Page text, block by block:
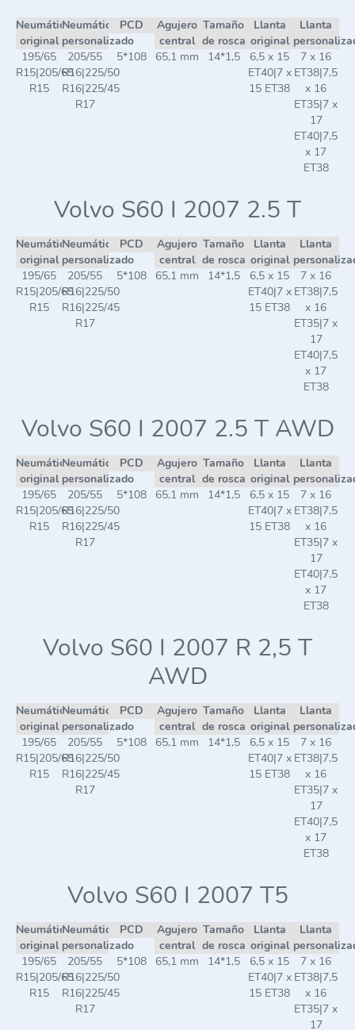
Neumático
original
Neumático
personalizado
PCD
Agujero
central
Tamaño
de rosca
Llanta
original
Llanta
195/65
R15|205/65
R15
205/55
R16|225/50
R16|225/45
R17
5*108 65,1 mm 14*1,5
6,5 x 15
ET40|7 x
15 ET38
7 x 16
ET38|7,5
x 16
ET35|7 x
17
ET40|7,5
x 17
ET38
Volvo S60 I 2007 2.5 T
Neumático
original
Neumático
personalizado
PCD
Agujero
central
Tamaño
de rosca
Llanta
original
Llanta
195/65
R15|205/65
R15
205/55
R16|225/50
R16|225/45
R17
5*108 65,1 mm 14*1,5
6,5 x 15
ET40|7 x
15 ET38
7 x 16
ET38|7,5
x 16
ET35|7 x
17
ET40|7,5
x 17
ET38
Volvo S60 I 2007 2.5 T AWD
Neumático
original
Neumático
personalizado
PCD
Agujero
central
Tamaño
de rosca
Llanta
original
Llanta
195/65
R15|205/65
R15
205/55
R16|225/50
R16|225/45
R17
5*108 65,1 mm 14*1,5
6,5 x 15
ET40|7 x
15 ET38
7 x 16
ET38|7,5
x 16
ET35|7 x
17
ET40|7,5
x 17
ET38
Volvo S60 I 2007 R 2,5 T
AWD
Neumático
original
Neumático
personalizado
PCD
Agujero
central
Tamaño
de rosca
Llanta
original
Llanta
195/65
R15|205/65
R15
205/55
R16|225/50
R16|225/45
R17
5*108 65,1 mm 14*1,5
6,5 x 15
ET40|7 x
15 ET38
7 x 16
ET38|7,5
x 16
ET35|7 x
17
ET40|7,5
x 17
ET38
Volvo S60 I 2007 T5
Neumático
original
Neumático
personalizado
PCD
Agujero
central
Tamaño
de rosca
Llanta
original
Llanta
195/65
R15|205/65
R15
205/55
R16|225/50
R16|225/45
R17
5*108 65,1 mm 14*1,5
6,5 x 15
ET40|7 x
15 ET38
7 x 16
ET38|7,5
x 16
ET35|7 x
17